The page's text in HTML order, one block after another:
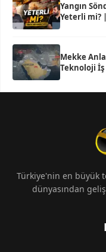
Yangın
Yeterli mi?
Mekke
Teknoloji İş
Türkiye'nin en büyük
dünyasından